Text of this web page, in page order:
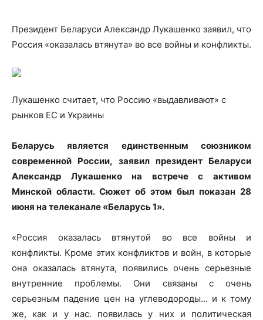
Президент Беларуси Александр Лукашенко заявил, что
Россия «оказалась втянута» во все войны и конфликты.
Лукашенко считает, что Россию «выдавливают» с
рынков ЕС и Украины
Беларусь является единственным союзником
современной России, заявил президент Беларуси
Александр Лукашенко на встрече с активом
Минской области. Сюжет об этом был показан 28
июня на телеканале «Беларусь 1».
«Россия оказалась втянутой во все войны и
конфликты. Кроме этих конфликтов и войн, в которые
она оказалась втянута, появились очень серьезные
внутренние проблемы. Они связаны с очень
серьезным падение цен на углеводороды… и к тому
же, как и у нас. появилась у них и политическая